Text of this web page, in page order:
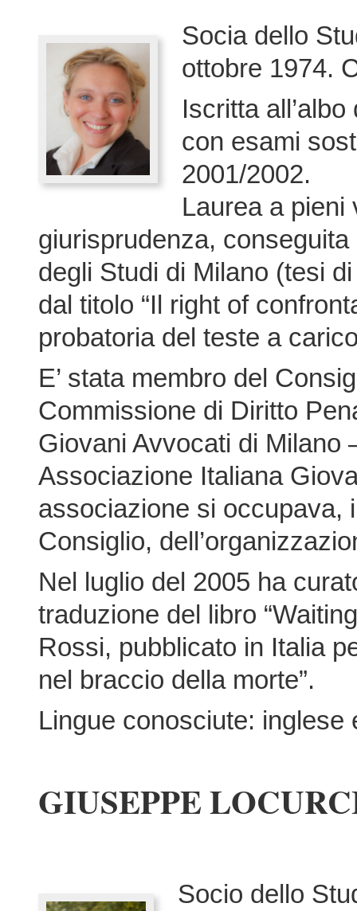
Socia dello
ottobre 1974.
Iscritta
con esami
2001/2002.
Laurea a pieni
giurisprudenza,
degli Studi di Milano (tesi
dal titolo “Il right of
probatoria del teste a
E’ stata membro del
Commissione di Diritto
Giovani Avvocati di Milano
Associazione Italiana
associazione si occupava,
Consiglio,
Nel luglio del 2005 ha
traduzione del libro
Rossi, pubblicato in Italia
nel braccio della morte”.
Lingue conosciute: inglese
GIUSEPPE
Socio dello